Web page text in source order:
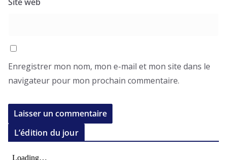
Enregistrer mon nom, mon e-mail et mon site dans le
navigateur pour mon prochain commentaire.
L’édition du jour